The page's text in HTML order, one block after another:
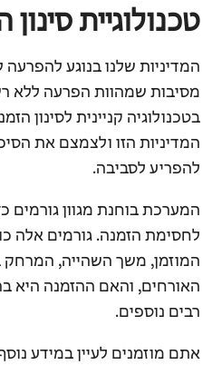
טכנולוגיית סינון
המדיניות שלנו בנוגע
מסיבות שמהוות הפרעה ללא
בטכנולוגיה קניינית לסינון
המדיניות הזו ולצמצם את
להפריע לסביבה.
המערכת בוחנת מגוון גורמים
לחסימת הזמנה. גורמים אלה
המוזמן, משך השהייה, המרחק
האורחים, והאם ההזמנה היא
רבים נוספים.
אתם מוזמנים לעיין במידע